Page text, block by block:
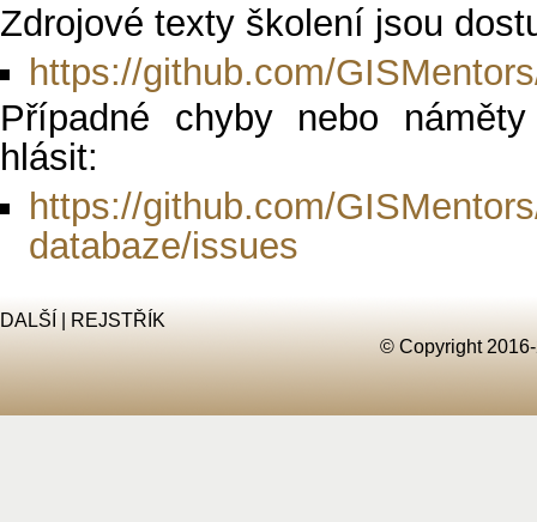
Zdrojové texty školení jsou
https://github.com/
Případné chyby nebo
hlásit:
https://github.com/
databaze/issues
DALŠÍ
REJSTŘÍK
© Copyright